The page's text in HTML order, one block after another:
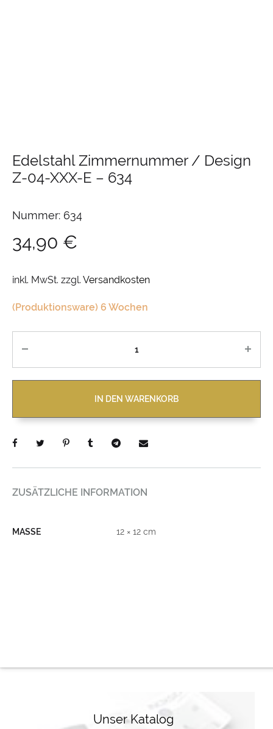
Edelstahl Zimmernummer / Design
Z-04-XXX-E – 634
Nummer: 634
34,90 €
inkl. MwSt. zzgl. Versandkosten
(Produktionsware) 6 Wochen
IN DEN WARENKORB
ZUSÄTZLICHE INFORMATION
MASSE 12 × 12 cm
Unser Katalog